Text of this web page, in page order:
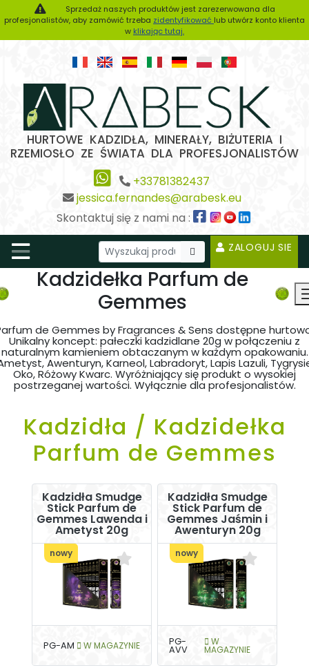
Sprzedaż naszych produktów jest zarezerwowana dla
profesjonalistów, aby zamówić trzeba zidentyfikować lub utwórz konto klienta
w klikając tutaj.
HURTOWE KADZIDŁA, MINERAŁY, BIŻUTERIA I
RZEMIOSŁO ZE ŚWIATA DLA PROFESJONALISTÓW
+33781382437
jessica.fernandes@arabesk.eu
Skontaktuj się z nami na :
ZALOGUJ SIE
Kadzidełka Parfum de
Gemmes
de Gemmes by Fragrances & Sens dostępne
Unikalny koncept: pałeczki kadzidlane 20g w połączeniu z
naturalnym kamieniem obtaczanym w każdym opakowaniu.
Awenturyn, Karneol, Labradoryt, Lapis Lazuli,
Oko, Różowy Kwarc. Wyróżniający się produkt o wysokiej
postrzeganej wartości. Wyłącznie dla profesjonalistów.
Kadzidła / Kadzidełka
Parfum de Gemmes
Kadzidła Smudge
Stick Parfum de
Gemmes Lawenda i
Ametyst 20g
nowy
PG-AM W MAGAZYNIE
Kadzidła Smudge
Stick Parfum de
Gemmes Jaśmin i
Awenturyn 20g
nowy
PG-
AVV
W
MAGAZYNIE